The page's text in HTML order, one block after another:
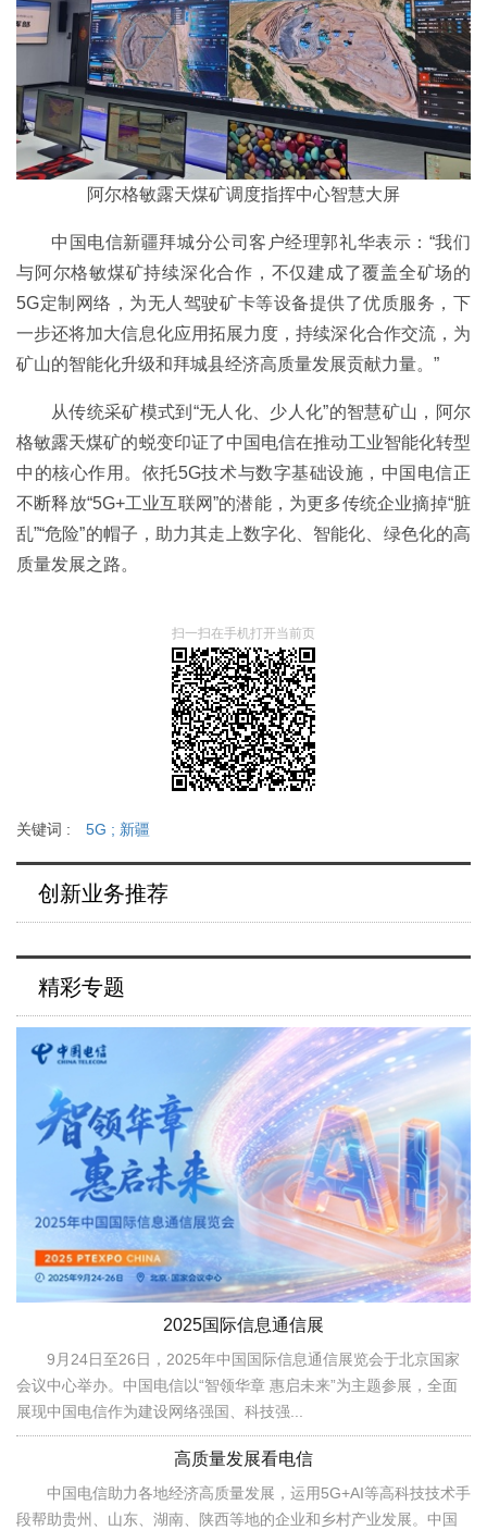
阿尔格敏露天煤矿调度指挥中心智慧大屏
中国电信新疆拜城分公司客户经理郭礼华表示：“我们
与阿尔格敏煤矿持续深化合作，不仅建成了覆盖全矿场的
5G定制网络，为无人驾驶矿卡等设备提供了优质服务，下
一步还将加大信息化应用拓展力度，持续深化合作交流，为
矿山的智能化升级和拜城县经济高质量发展贡献力量。”
从传统采矿模式到“无人化、少人化”的智慧矿山，阿尔
格敏露天煤矿的蜕变印证了中国电信在推动工业智能化转型
中的核心作用。依托5G技术与数字基础设施，中国电信正
不断释放“5G+工业互联网”的潜能，为更多传统企业摘掉“脏
乱”“危险”的帽子，助力其走上数字化、智能化、绿色化的高
质量发展之路。
扫一扫在手机打开当前页
关键词 : 5G ; 新疆
创新业务推荐
精彩专题
2025国际信息通信展
9月24日至26日，2025年中国国际信息通信展览会于北京国家
会议中心举办。中国电信以“智领华章 惠启未来”为主题参展，全面
展现中国电信作为建设网络强国、科技强...
高质量发展看电信
中国电信助力各地经济高质量发展，运用5G+AI等高科技技术手
段帮助贵州、山东、湖南、陕西等地的企业和乡村产业发展。中国